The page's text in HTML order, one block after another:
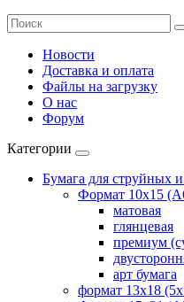
Новости
Доставка и оплата
Файлы на загрузку
О нас
Форум
Категории
Бумага для струйных
Формат 10х15
матовая
глянцевая
премиум
арт бумага
формат 13x18